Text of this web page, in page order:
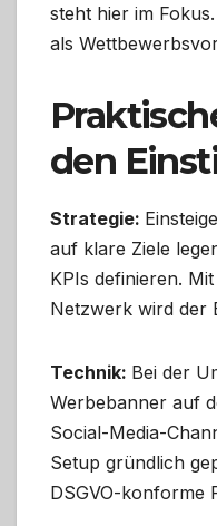
steht hier im
als
den
Strategie:
auf klare Ziele
KPIs definieren.
Netzwerk wird der
Technik: Bei der
Werbebanner auf
Social-Media-
Setup gründlich
DSGVO-konforme